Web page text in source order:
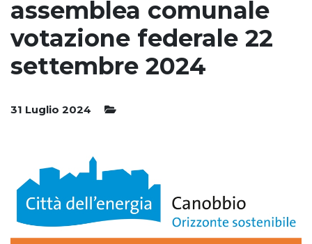
assemblea comunale
votazione federale 22
settembre 2024
31 Luglio 2024